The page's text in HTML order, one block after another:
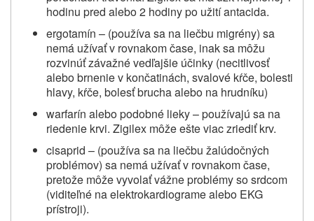
hodinu pred alebo 2 hodiny po užití antacida.
ergotamín – (používa sa na liečbu migrény) sa
nemá užívať v rovnakom čase, inak sa môžu
rozvinúť závažné vedľajšie účinky (necitlivosť
alebo brnenie v končatinách, svalové kŕče, bolesti
hlavy, kŕče, bolesť brucha alebo na hrudníku)
warfarín alebo podobné lieky – používajú sa na
riedenie krvi. Zigilex môže ešte viac zriediť krv.
cisaprid – (používa sa na liečbu žalúdočných
problémov) sa nemá užívať v rovnakom čase,
pretože môže vyvolať vážne problémy so srdcom
(viditeľné na elektrokardiograme alebo EKG
prístroji).